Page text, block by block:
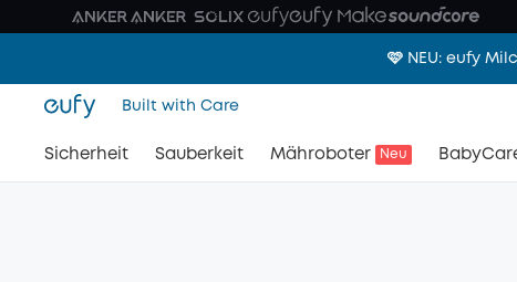
🩷 NEU: eufy
Built with Care
Sicherheit Sauberkeit Mähroboter Neu